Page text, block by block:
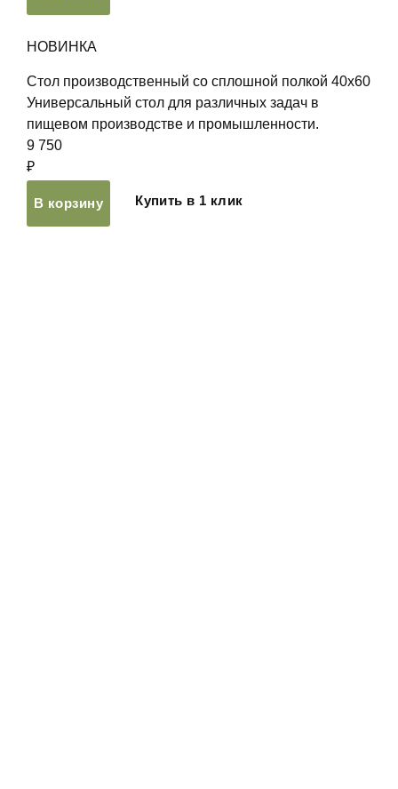
НОВИНКА
Стол производственный со сплошной полкой 40х60
Универсальный стол для различных задач в
пищевом производстве и промышленности.
9 750
₽
В корзину Купить в 1 клик